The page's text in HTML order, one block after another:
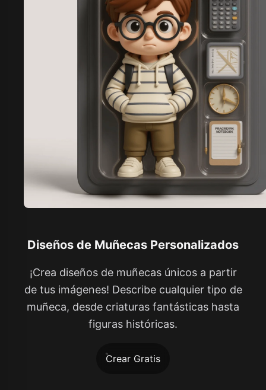
Diseños de Muñecas Personalizados
¡Crea diseños de muñecas únicos a partir
de tus imágenes! Describe cualquier tipo de
muñeca, desde criaturas fantásticas hasta
figuras históricas.
Crear Gratis